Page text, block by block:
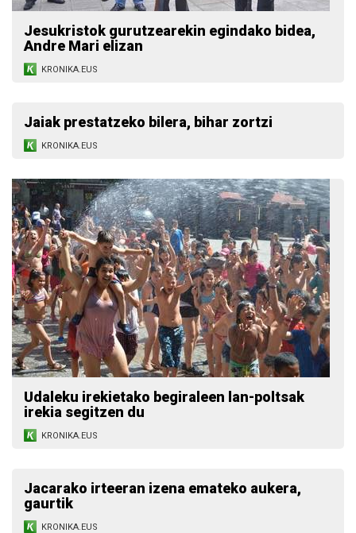
Jesukristok gurutzearekin egindako bidea,
Andre Mari elizan
KRONIKA.EUS
Jaiak prestatzeko bilera, bihar zortzi
KRONIKA.EUS
Udaleku irekietako begiraleen lan-poltsak
irekia segitzen du
KRONIKA.EUS
Jacarako irteeran izena emateko aukera,
gaurtik
KRONIKA.EUS